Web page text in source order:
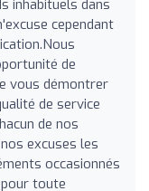
inhabituels dans
cependant
de
vous démontrer
de service
de nos
excuses les
occasionnés
toute